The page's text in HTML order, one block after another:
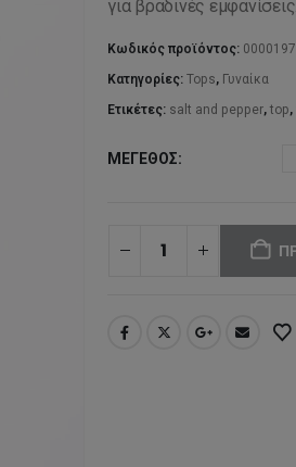
για βραδινές εμφανίσεις.
Κωδικός προϊόντος:
Κατηγορίες: Tops, Γυναίκα
Ετικέτες: salt and pepper, top,
ΜΈΓΕΘΟΣ